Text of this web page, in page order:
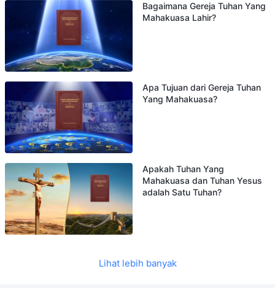
Bagaimana Gereja Tuhan Yang
Mahakuasa Lahir?
Apa Tujuan dari Gereja Tuhan
Yang Mahakuasa?
Apakah Tuhan Yang
Mahakuasa dan Tuhan Yesus
adalah Satu Tuhan?
Lihat lebih banyak